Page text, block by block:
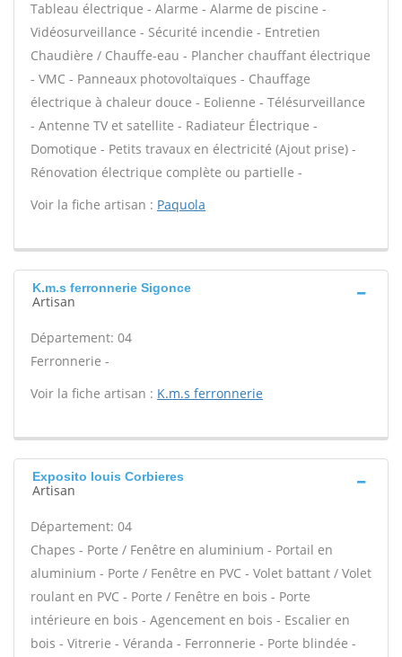
Tableau électrique - Alarme - Alarme de piscine -
Vidéosurveillance - Sécurité incendie - Entretien
Chaudière / Chauffe-eau - Plancher chauffant électrique
- VMC - Panneaux photovoltaïques - Chauffage
électrique à chaleur douce - Eolienne - Télésurveillance
- Antenne TV et satellite - Radiateur Électrique -
Domotique - Petits travaux en électricité (Ajout prise) -
Rénovation électrique complète ou partielle -
Voir la fiche artisan : Paquola
K.m.s ferronnerie Sigonce
Artisan
Département: 04
Ferronnerie -
Voir la fiche artisan : K.m.s ferronnerie
Exposito louis Corbieres
Artisan
Département: 04
Chapes - Porte / Fenêtre en aluminium - Portail en
aluminium - Porte / Fenêtre en PVC - Volet battant / Volet
roulant en PVC - Porte / Fenêtre en bois - Porte
intérieure en bois - Agencement en bois - Escalier en
bois - Vitrerie - Véranda - Ferronnerie - Porte blindée -